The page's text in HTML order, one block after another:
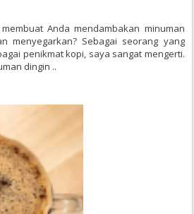
Anda mendambakan minuman
menyegarkan? Sebagai seorang yang
penikmat kopi, saya sangat mengerti.
dingin ..